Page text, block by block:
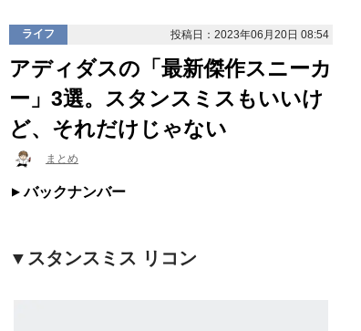
ライフ 投稿日：2023年06月20日 08:54
アディダスの「最新傑作スニーカ
ー」3選。スタンスミスもいいけ
ど、それだけじゃない
まとめ
バックナンバー
▼スタンスミス リコン